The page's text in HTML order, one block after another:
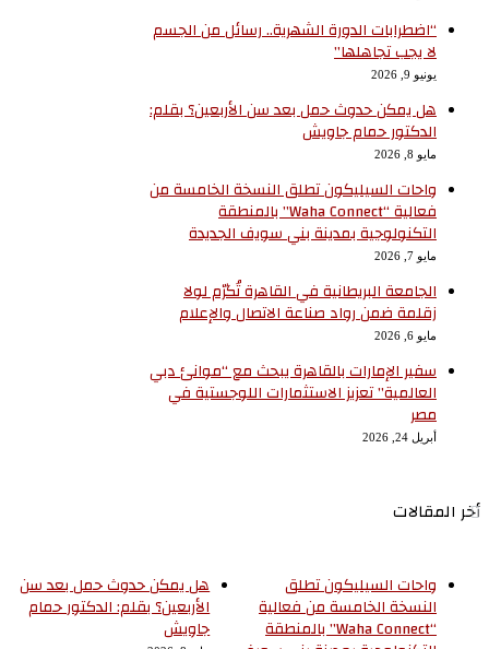
“اضطرابات الدورة الشهرية.. رسائل من الجسم
لا يجب تجاهلها”
يونيو 9, 2026
هل يمكن حدوث حمل بعد سن الأربعين؟ بقلم:
الدكتور حمام جاويش
مايو 8, 2026
واحات السيليكون تطلق النسخة الخامسة من
فعالية “Waha Connect” بالمنطقة
التكنولوجية بمدينة بني سويف الجديدة
مايو 7, 2026
الجامعة البريطانية في القاهرة تُكرّم لولا
زقلمة ضمن رواد صناعة الاتصال والإعلام
مايو 6, 2026
سفير الإمارات بالقاهرة يبحث مع “موانئ دبي
العالمية” تعزيز الاستثمارات اللوجستية في
مصر
أبريل 24, 2026
أخر المقالات
هل يمكن حدوث حمل بعد سن
الأربعين؟ بقلم: الدكتور حمام
جاويش
واحات السيليكون تطلق
النسخة الخامسة من فعالية
“Waha Connect” بالمنطقة